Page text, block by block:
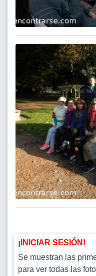
¡INICIAR SESIÓN!
Se muestran las
para ver todas las